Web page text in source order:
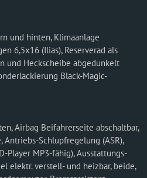
und hinten, Klimaanlage
6,5x16 (Ilias), Reserverad als
und Heckscheibe abgedunkelt
Black-Magic-
Airbag Beifahrerseite abschaltbar,
Schlupfregelung (ASR),
Player MP3-fähig), Ausstattungs-
elektr. verstell- und heizbar, beide,